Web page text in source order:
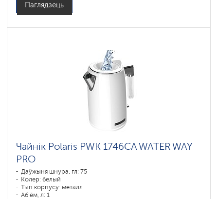
Паглядзець
Чайнік Polaris PWK 1746CA WATER WAY
PRO
Даўжыня шнура, гл: 75
Колер: белый
Тып корпусу: металл
Аб'ём, л: 1